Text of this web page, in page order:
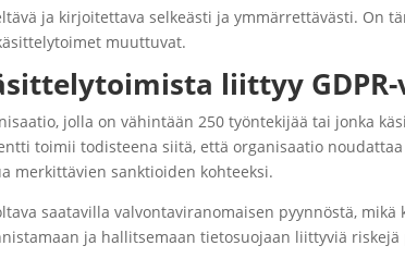
ja kirjoitettava selkeästi ja ymmärrettävästi. On
muuttuvat.
liittyy
jolla on vähintään 250 työntekijää tai jonka
toimii todisteena siitä, että organisaatio
merkittävien sanktioiden kohteeksi.
saatavilla valvontaviranomaisen pyynnöstä,
ja hallitsemaan tietosuojaan liittyviä riskejä